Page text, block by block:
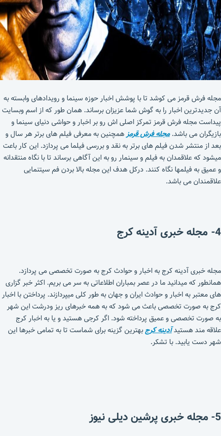
مجله فرش قرمز می کوشد تا با پوشش اخبار حوزه سینما و رویدادهای وابسته به
آن جدیدترین اخبار را به گوش شما عزیزان برساند. همان طور که از اسم وبسایت
پیداست مجله فرش قرمز تمرکز اصلی اش رو بر اخبار و حواشی دنیای سینما و
بازیگران می باشد.مجله فرش قرمزهمچنین به معرفی فیلم های برتر هر سال و
بعد از منتشر شدن فیلم های برتر به نقد و بررسی فیلما می پردازد. این کار باعت
میشود که علاقمدان به فیلم و سینمار رو به این آگاهی برساند تا با نگاه منتقدانه
و عمیق به فیلمها نگاه کنند. درکل هدف این مجله بالا بردن فم سیتنمایی
علاقمندان می باشد.
4- مجله خبری آدینه کرج
مجله خبری آدینه کرج به اخبار و حوادث کرج به صورت تخصصی می پردازد.
همانطور که میدانید ما در عصر بمباران اطلاعاتی به سر می بریم. اکثر خبر گزاری
های معتبر به اخبار و حوادث ایران و جهان به طور کلی میپردازند. پرداختن با اخبار
کرج به صورت تخصصی باعث می شود که به همه خبرهای ریز ودرشت این شهر
به صورت تخصصی و عمیق پرداخته شود. اگر کرجی هستید و یا به اخبار کرج
علاقه مند هستیدآدینه کرجبهترین گزینه برای شماست تا به تمامی خبرها این
شهر دست یابید. با تشکر.
5- مجله خبری پرشین دیلی نیوز